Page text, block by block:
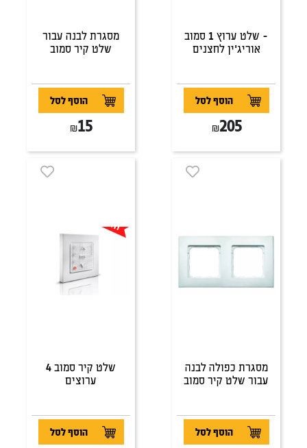
- שלט ערוץ 1 סמוב
אוריג'ין לחצנים
₪205
הוסף לסל
מסגרת לבנה עבור
שלט קיר סמוב
₪15
הוסף לסל
מסגרת כפולה לבנה
עבור שלט קיר סמוב
הוסף לסל
שלט קיר סמוב 4
ערוצים
הוסף לסל